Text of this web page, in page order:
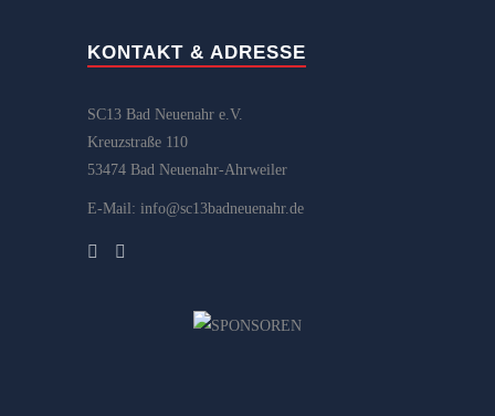
KONTAKT & ADRESSE
SC13 Bad Neuenahr e.V.
Kreuzstraße 110
53474 Bad Neuenahr-Ahrweiler
E-Mail: info@sc13badneuenahr.de